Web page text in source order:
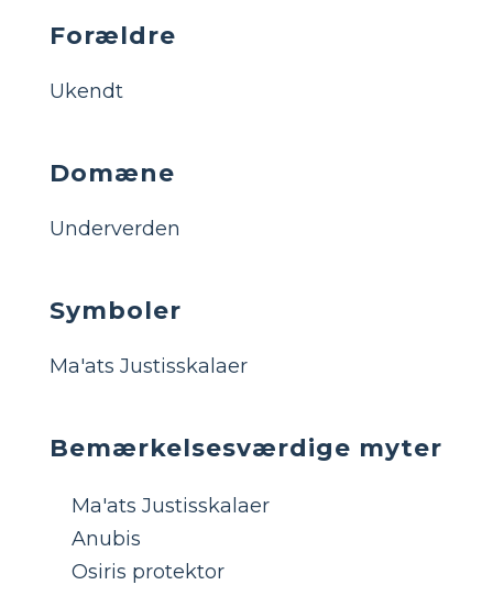
Forældre
Ukendt
Domæne
Underverden
Symboler
Ma'ats Justisskalaer
Bemærkelsesværdige myter
Ma'ats Justisskalaer
Anubis
Osiris protektor